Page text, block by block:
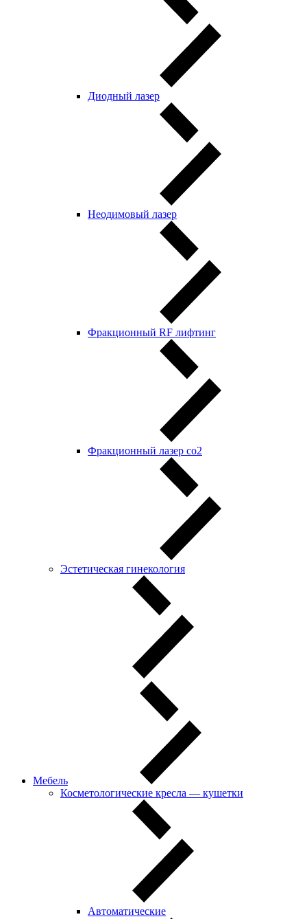
Диодный лазер
Неодимовый лазер
Фракционный RF лифтинг
Фракционный лазер со2
Эстетическая гинекология
Мебель
Косметологические кресла — кушетки
Автоматические